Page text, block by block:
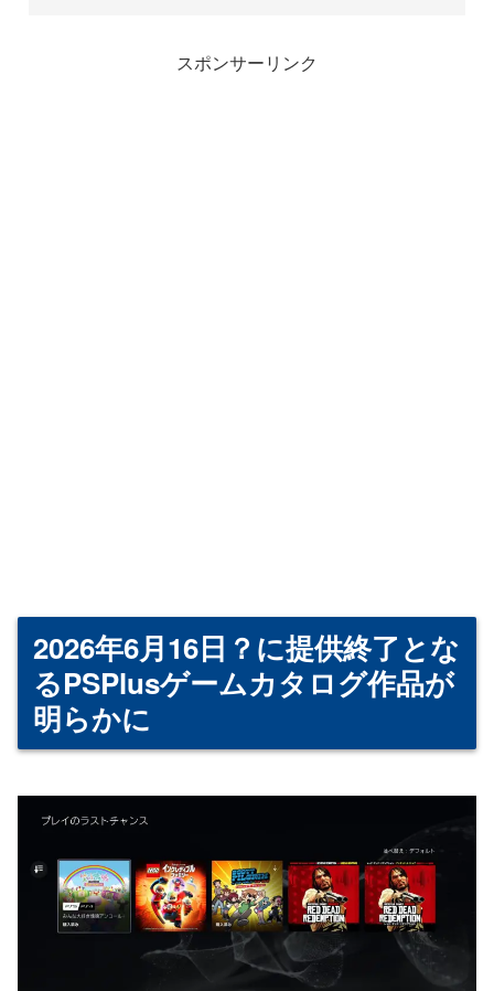
スポンサーリンク
2026年6月16日？に提供終了とな
るPSPlusゲームカタログ作品が
明らかに